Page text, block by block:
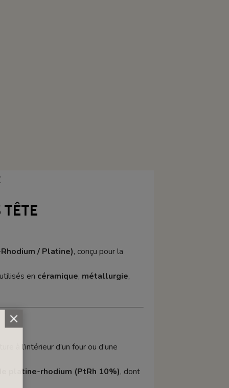
/ Platine), conçu pour la
en céramique, métallurgie,
à l’intérieur d’un four ou d’une
platine-rhodium (PtRh 10%), dont